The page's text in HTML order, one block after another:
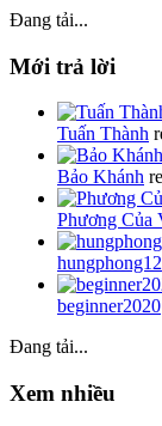
Đang tải...
Mới trả lời
Tuấn Thành
Bảo Khánh
Phương Của
hungphong12
beginner2020
Đang tải...
Xem nhiều